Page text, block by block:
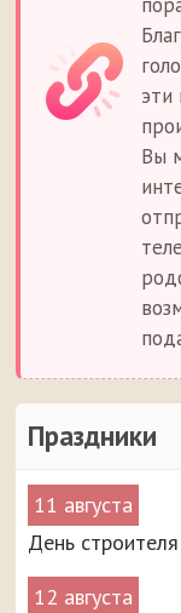
Праздники
11 августа
День строителя
12 августа
эти
Вы